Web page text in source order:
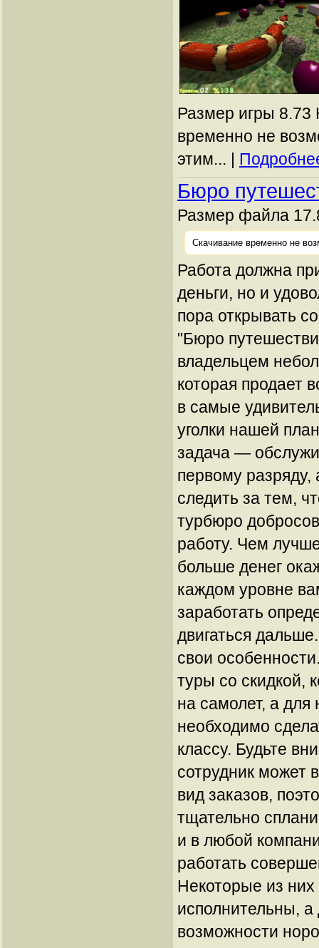
Размер игры 8.73
временно не
этим... |
Бюро
Размер файла
Скачивание временно не
Работа должна
деньги, но и
пора открывать
"Бюро
владельцем
которая продает
в самые
уголки нашей
задача —
первому разряду,
следить за тем,
турбюро
работу. Чем
больше денег
каждом уровне
заработать
двигаться
свои
туры со скидкой,
на самолет, а для
необходимо
классу. Будьте
сотрудник может
вид заказов,
тщательно
и в любой
работать
Некоторые из
исполнительны, а
возможности